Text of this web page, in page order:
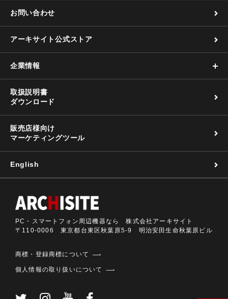
お問い合わせ
アーキサイト公式ストア
企業情報
取扱説明書
ダウンロード
販売店様向け
マーケティングツール
English
PC・スマートフォン周辺機器なら 株式会社アーキサイト
〒110-0006 東京都台東区秋葉原5-9 明治安田生命秋葉原ビル
商標・登録商標について
個人情報の取り扱いについて